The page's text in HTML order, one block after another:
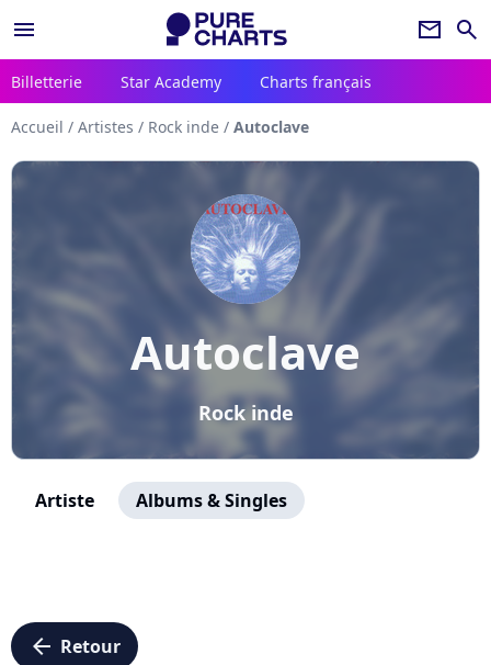
menu newsletter search
Billetterie Star Academy Charts français
Accueil / Artistes / Rock inde / Autoclave
Autoclave
Rock inde
Artiste Albums & Singles
arrow_left Retour